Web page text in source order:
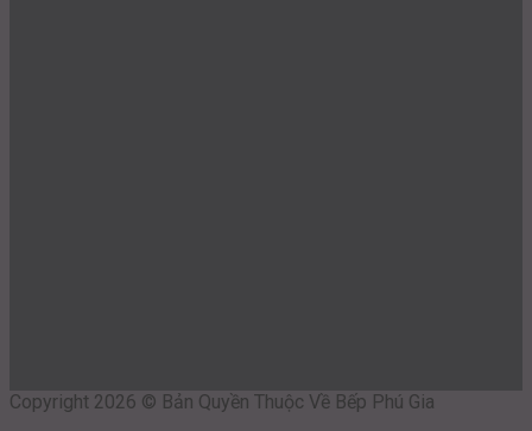
Copyright 2026 © Bản Quyền Thuộc Về Bếp Phú Gia